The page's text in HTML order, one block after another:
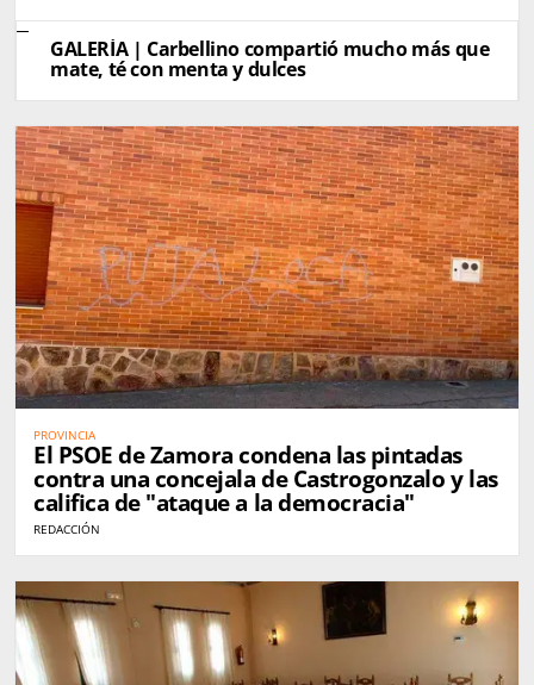
GALERÍA | Carbellino compartió mucho más que
mate, té con menta y dulces
PROVINCIA
El PSOE de Zamora condena las pintadas
contra una concejala de Castrogonzalo y las
califica de "ataque a la democracia"
REDACCIÓN